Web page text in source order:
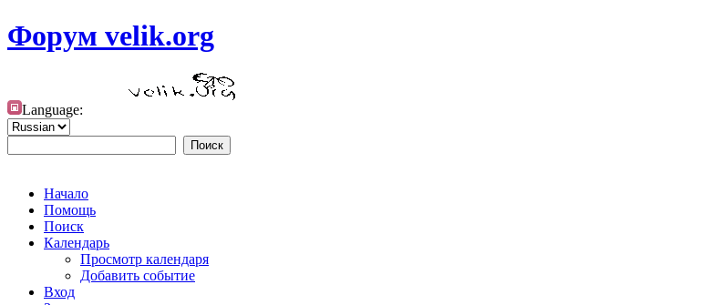
Форум velik.org
Language:
Начало
Помощь
Поиск
Календарь
Просмотр календаря
Добавить событие
Вход